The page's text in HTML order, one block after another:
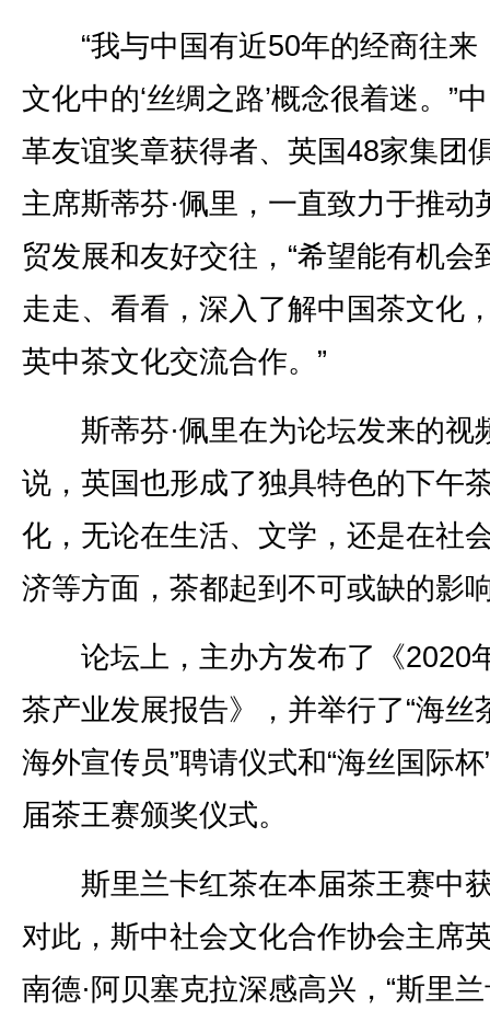
“我与中国有近50年的经商往来
文化中的‘丝绸之路’概念很着迷。”
革友谊奖章获得者、英国48家集团
主席斯蒂芬·佩里，一直致力于推动
贸发展和友好交往，“希望能有机会
走走、看看，深入了解中国茶文化
英中茶文化交流合作。”
斯蒂芬·佩里在为论坛发来的视
说，英国也形成了独具特色的下午
化，无论在生活、文学，还是在社
济等方面，茶都起到不可或缺的影
论坛上，主办方发布了《2020
茶产业发展报告》，并举行了“海丝
海外宣传员”聘请仪式和“海丝国际杯
届茶王赛颁奖仪式。
斯里兰卡红茶在本届茶王赛中
对此，斯中社会文化合作协会主席
南德·阿贝塞克拉深感高兴，“斯里